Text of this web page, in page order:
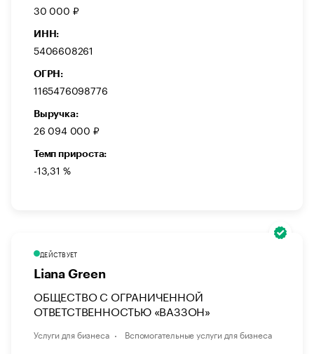
30 000 ₽
ИНН:
5406608261
ОГРН:
1165476098776
Выручка:
26 094 000 ₽
Темп прироста:
-13,31 %
ДЕЙСТВУЕТ
Liana Green
ОБЩЕСТВО С ОГРАНИЧЕННОЙ
ОТВЕТСТВЕННОСТЬЮ «ВАЗЗОН»
Услуги для бизнеса Вспомогательные услуги для бизнеса